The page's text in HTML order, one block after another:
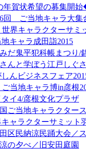
年賀状希望の募集開
回 ご当地キャラ大集
界キャラクターサミ
地キャラ成田詣2015
だ鬼平犯科帳まつり/
んと学ぼう江戸しぐ
しんビジネスフェア
当地キャラ博in彦根
タイ4/彦根文化プラザ
ご当地キャラクター
キャラクターサミッ
区民納涼民踊大会／
の夕べ／旧安田庭園